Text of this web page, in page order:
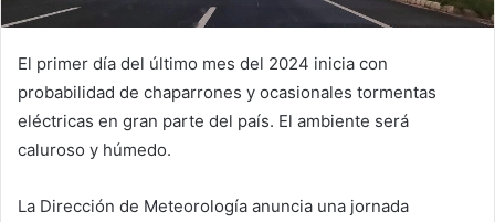
El primer día del último mes del 2024 inicia con
probabilidad de chaparrones y ocasionales tormentas
eléctricas en gran parte del país. El ambiente será
caluroso y húmedo.
La Dirección de Meteorología anuncia una jornada